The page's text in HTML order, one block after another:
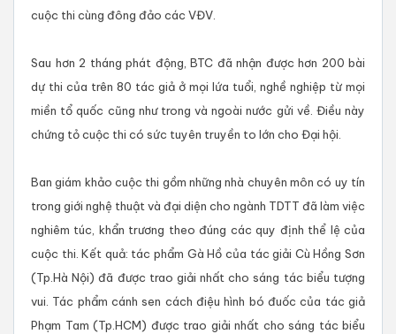
cuộc thi cùng đông đảo các VĐV.
Sau hơn 2 tháng phát động, BTC đã nhận được hơn 200 bài
dự thi của trên 80 tác giả ở mọi lứa tuổi, nghề nghiệp từ mọi
miền tổ quốc cũng như trong và ngoài nước gửi về. Điều này
chứng tỏ cuộc thi có sức tuyên truyền to lớn cho Đại hội.
Ban giám khảo cuộc thi gồm những nhà chuyên môn có uy tín
trong giới nghệ thuật và đại diện cho ngành TDTT đã làm việc
nghiêm túc, khẩn trương theo đúng các quy định thể lệ của
cuộc thi. Kết quả: tác phẩm Gà Hồ của tác giải Cù Hồng Sơn
(Tp.Hà Nội) đã được trao giải nhất cho sáng tác biểu tượng
vui. Tác phẩm cánh sen cách điệu hình bó đuốc của tác giả
Phạm Tam (Tp.HCM) được trao giải nhất cho sáng tác biểu